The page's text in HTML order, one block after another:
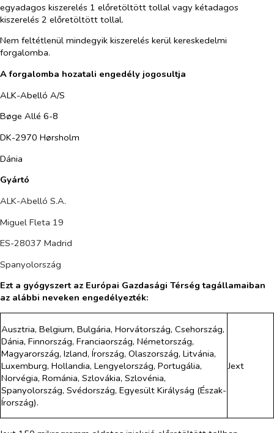
egyadagos kiszerelés 1 előretöltött tollal vagy kétadagos
kiszerelés 2 előretöltött tollal.
Nem feltétlenül mindegyik kiszerelés kerül kereskedelmi
forgalomba.
A forgalomba hozatali engedély jogosultja
ALK-Abelló A/S
Bøge Allé 6-8
DK-2970 Hørsholm
Dánia
Gyártó
ALK-Abelló S.A.
Miguel Fleta 19
ES-28037 Madrid
Spanyolország
Ezt a gyógyszert az Európai Gazdasági Térség tagállamaiban
az alábbi neveken engedélyezték:
Ausztria, Belgium, Bulgária, Horvátország, Csehország,
Dánia, Finnország, Franciaország, Németország,
Magyarország, Izland, Írország, Olaszország, Litvánia,
Luxemburg, Hollandia, Lengyelország, Portugália,
Norvégia, Románia, Szlovákia, Szlovénia,
Spanyolország, Svédország, Egyesült Királyság (Észak-
Írország).
Jext